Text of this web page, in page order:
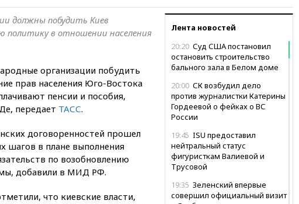
Лента новостей
20:20 Суд США постановил
остановить строительство
бального зала в Белом доме
20:00 СК возбудил дело
против журналистки Катерины
Гордеевой о фейках о ВС
России
19:45 ISU предоставил
нейтральный статус
фигуристкам Валиевой и
Трусовой
19:35 Зеленский впервые
совершил официальный визит
должны побудить Киев
в отношении населения
организации побудить
прав населения Юго-Востока
пенсии и пособия,
передает ТАСС.
договоренностей прошел
шагов в плане выполнения
по возобновлению
добавили в МИД РФ.
что киевские власти,